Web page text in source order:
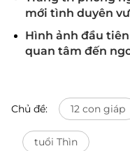
mới tình duyên
Hình ảnh đầu
quan tâm đến
Chủ đề: 12 con giáp
tuổi Thìn